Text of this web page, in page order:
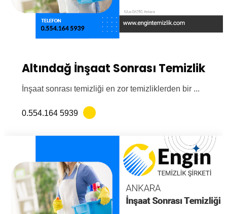
Altındağ İnşaat Sonrası Temizlik
İnşaat sonrası temizliği en zor temizliklerden bir ...
0.554.164 5939